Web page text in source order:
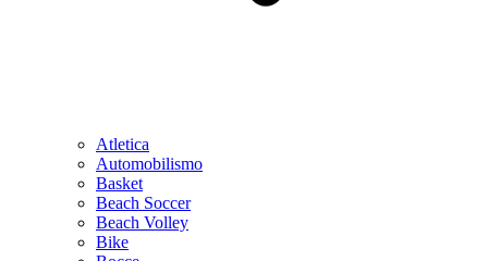
Atletica
Automobilismo
Basket
Beach Soccer
Beach Volley
Bike